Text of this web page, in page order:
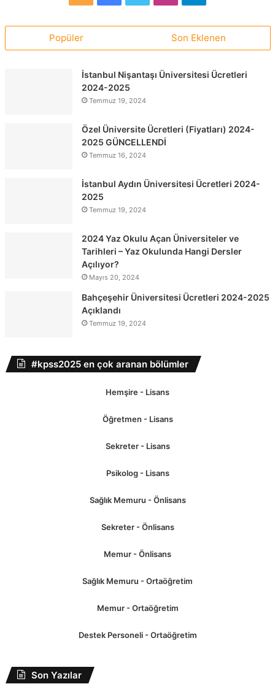
Popüler Son Eklenen
İstanbul Nişantaşı Üniversitesi Ücretleri
2024-2025
Temmuz 19, 2024
Özel Üniversite Ücretleri (Fiyatları) 2024-
2025 GÜNCELLENDİ
Temmuz 16, 2024
İstanbul Aydın Üniversitesi Ücretleri 2024-
2025
Temmuz 19, 2024
2024 Yaz Okulu Açan Üniversiteler ve
Tarihleri – Yaz Okulunda Hangi Dersler
Açılıyor?
Mayıs 20, 2024
Bahçeşehir Üniversitesi Ücretleri 2024-2025
Açıklandı
Temmuz 19, 2024
#kpss2025 en çok aranan bölümler
Hemşire - Lisans
Öğretmen - Lisans
Sekreter - Lisans
Psikolog - Lisans
Sağlık Memuru - Önlisans
Sekreter - Önlisans
Memur - Önlisans
Sağlık Memuru - Ortaöğretim
Memur - Ortaöğretim
Destek Personeli - Ortaöğretim
Son Yazılar